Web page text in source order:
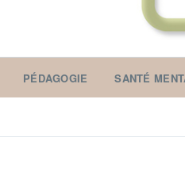
PÉDAGOGIE SANTÉ